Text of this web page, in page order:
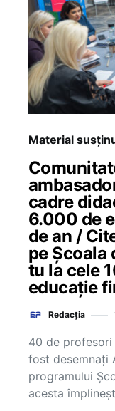
Material
cadre
6.000 de
de an /
pe Școala
tu la cele
educație
Redacția
40 de
fost desemnați
programului
acesta